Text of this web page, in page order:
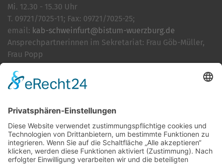
Mi. 12.30 - 15.30 Uhr
T. 09721/7025-11; Fax: 09721/7025-25;
email: kab-schweinfurt@bistum-wuerzburg.de
Ansprechpartnerinnen im Sekretariat: Frau Göb-Müller,
Frau Popp